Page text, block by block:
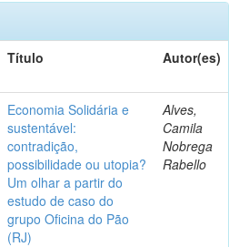
Título Autor(es)
Economia Solidária e
sustentável:
contradição,
possibilidade ou utopia?
Um olhar a partir do
estudo de caso do
grupo Oficina do Pão
(RJ)
Alves,
Camila
Nobrega
Rabello